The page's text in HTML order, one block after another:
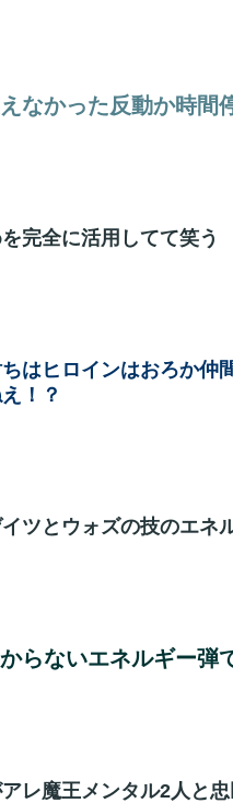
なかった反動か時
完全に活用してて笑う
はヒロインはおろか
！？
ツとウォズの技のエネ
らないエネルギー弾
レ魔王メンタル2人と